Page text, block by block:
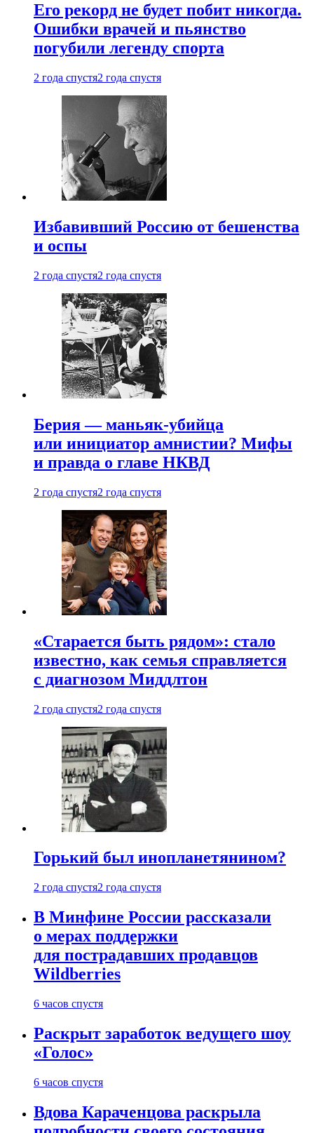
Его рекорд не будет побит никогда.
Ошибки врачей и пьянство
погубили легенду спорта
2 года спустя2 года спустя
Избавивший Россию от бешенства
и оспы
2 года спустя2 года спустя
Берия — маньяк-убийца
или инициатор амнистии? Мифы
и правда о главе НКВД
2 года спустя2 года спустя
«Старается быть рядом»: стало
известно, как семья справляется
с диагнозом Миддлтон
2 года спустя2 года спустя
Горький был инопланетянином?
2 года спустя2 года спустя
В Минфине России рассказали
о мерах поддержки
для пострадавших продавцов
Wildberries
6 часов спустя
Раскрыт заработок ведущего шоу
«Голос»
6 часов спустя
Вдова Караченцова раскрыла